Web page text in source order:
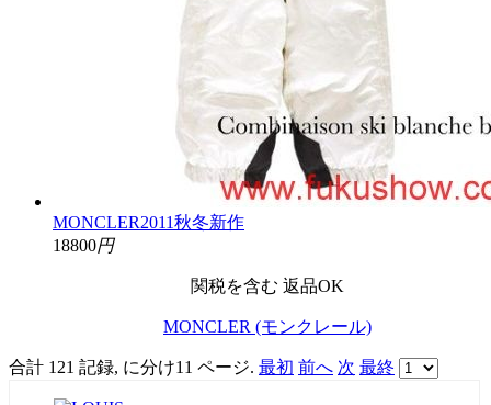
MONCLER2011秋冬新作
18800円
関税を含む 返品OK
MONCLER (モンクレール)
合計 121 記録, に分け11 ページ. 最初 前へ 次 最終